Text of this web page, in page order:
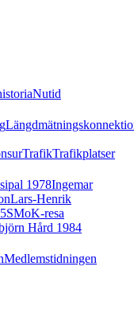
Nutid
TrafikTrafikplatser
1978Ingemar
Lars-Henrik
SMoK-resa
Hård 1984
Medlemstidningen